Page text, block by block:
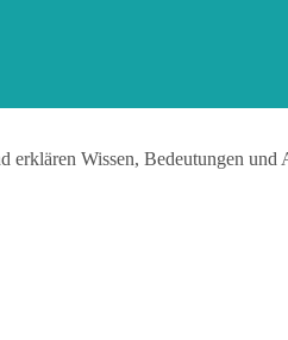
Wissen, Bedeutungen